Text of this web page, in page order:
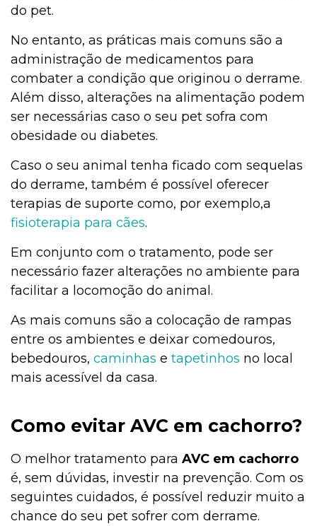
do pet.
No entanto, as práticas mais comuns são a
administração de medicamentos para
combater a condição que originou o derrame.
Além disso, alterações na alimentação podem
ser necessárias caso o seu pet sofra com
obesidade ou diabetes.
Caso o seu animal tenha ficado com sequelas
do derrame, também é possível oferecer
terapias de suporte como, por exemplo,a
fisioterapia para cães.
Em conjunto com o tratamento, pode ser
necessário fazer alterações no ambiente para
facilitar a locomoção do animal.
As mais comuns são a colocação de rampas
entre os ambientes e deixar comedouros,
bebedouros, caminhas e tapetinhos no local
mais acessível da casa.
Como evitar AVC em cachorro?
O melhor tratamento para AVC em cachorro
é, sem dúvidas, investir na prevenção. Com os
seguintes cuidados, é possível reduzir muito a
chance do seu pet sofrer com derrame.